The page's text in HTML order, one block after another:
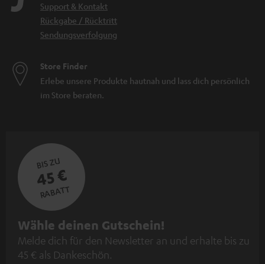
Support & Kontakt
Rückgabe / Rücktritt
Sendungsverfolgung
Store Finder
Erlebe unsere Produkte hautnah und lass dich persönlich
im Store beraten.
BIS ZU
45 €
RABATT
N
e
Wähle deinen Gutschein!
Melde dich für den Newsletter an und erhalte bis zu
45 € als Dankeschön.